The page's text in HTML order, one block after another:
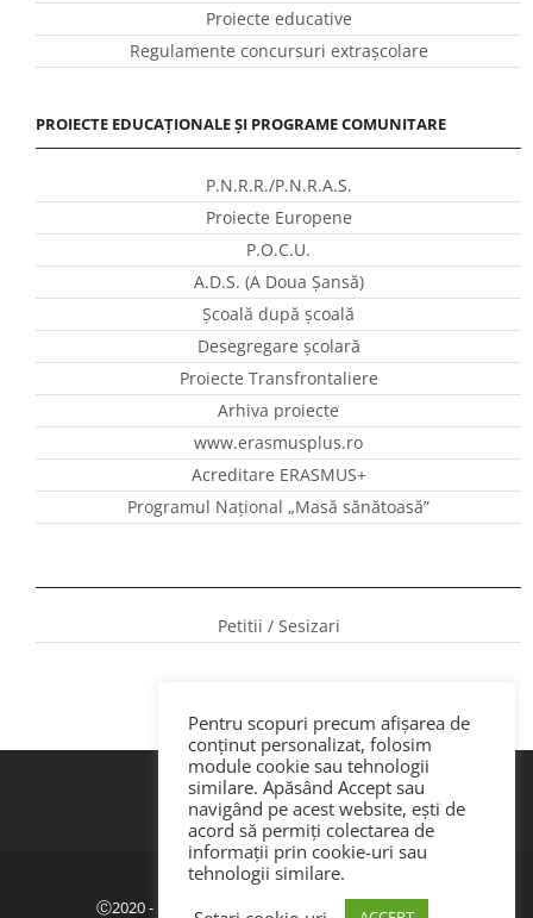
Proiecte educative
Regulamente concursuri extraşcolare
PROIECTE EDUCAȚIONALE ȘI PROGRAME COMUNITARE
P.N.R.R./P.N.R.A.S.
Proiecte Europene
P.O.C.U.
A.D.S. (A Doua Șansă)
Școală după școală
Desegregare școlară
Proiecte Transfrontaliere
Arhiva proiecte
www.erasmusplus.ro
Acreditare ERASMUS+
Programul Național „Masă sănătoasă”
Petitii / Sesizari
Politica de confidenţialitate|GDPR
Ⓒ2020 - ISJ Botoșani. Dezvoltat de Webemotion.
Pentru scopuri precum afișarea de
conținut personalizat, folosim
module cookie sau tehnologii
similare. Apăsând Accept sau
navigând pe acest website, ești de
acord să permiți colectarea de
informații prin cookie-uri sau
tehnologii similare.